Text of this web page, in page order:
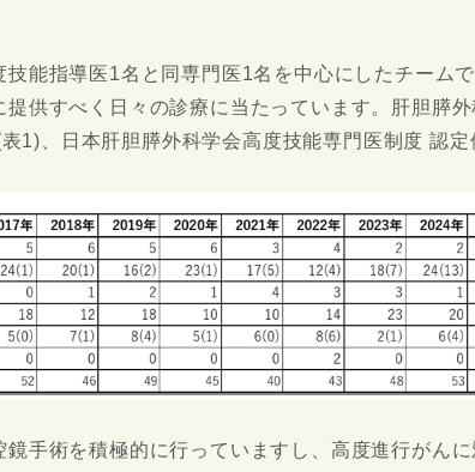
能指導医1名と同専門医1名を中心にしたチーム
供すべく日々の診療に当たっています。肝胆膵外
1)、日本肝胆膵外科学会高度技能専門医制度 認定
手術を積極的に行っていますし、高度進行がんに